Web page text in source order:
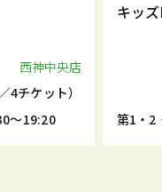
西神中央店
4チケット）
～19:20
キッ
第1・2